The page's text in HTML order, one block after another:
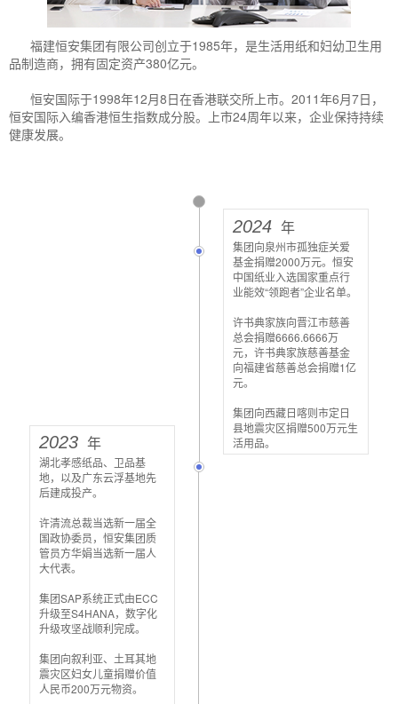
福建恒安集团有限公司创立于1985年，是生活用纸和妇幼卫生用
品制造商，拥有固定资产380亿元。
恒安国际于1998年12月8日在香港联交所上市。2011年6月7日，
恒安国际入编香港恒生指数成分股。上市24周年以来，企业保持持续
健康发展。
2024 年
集团向泉州市孤独症关爱
基金捐赠2000万元。恒安
中国纸业入选国家重点行
业能效“领跑者”企业名单。
许书典家族向晋江市慈善
总会捐赠6666.6666万
元，许书典家族慈善基金
向福建省慈善总会捐赠1亿
元。
集团向西藏日喀则市定日
县地震灾区捐赠500万元生
活用品。
2023 年
湖北孝感纸品、卫品基
地，以及广东云浮基地先
后建成投产。
许清流总裁当选新一届全
国政协委员，恒安集团质
管员方华娟当选新一届人
大代表。
集团SAP系统正式由ECC
升级至S4HANA，数字化
升级攻坚战顺利完成。
集团向叙利亚、土耳其地
震灾区妇女儿童捐赠价值
人民币200万元物资。